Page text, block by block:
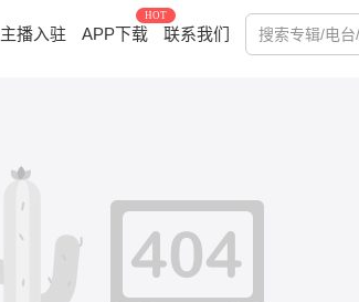
主播入驻 APP下载
HOT
联系我们